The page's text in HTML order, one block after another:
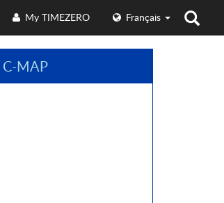
Français
My TIMEZERO
C-MAP